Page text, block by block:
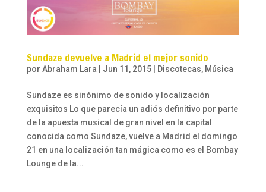
Sundaze devuelve a Madrid el mejor sonido
por Abraham Lara Jun 11, 2015| Discotecas, Música
Sundaze es sinónimo de sonido y localización
exquisitos Lo que parecía un adiós definitivo por parte
de la apuesta musical de gran nivel en la capital
conocida como Sundaze, vuelve a Madrid el domingo
21 en una localización tan mágica como es el Bombay
Lounge de la...